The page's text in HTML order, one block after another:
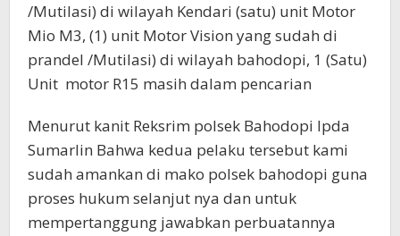
/Mutilasi) di wilayah Kendari (satu) unit Motor
Mio M3, (1) unit Motor Vision yang sudah di
prandel /Mutilasi) di wilayah bahodopi, 1 (Satu)
Unit motor R15 masih dalam pencarian
Menurut kanit Reksrim polsek Bahodopi Ipda
Sumarlin Bahwa kedua pelaku tersebut kami
sudah amankan di mako polsek bahodopi guna
proses hukum selanjut nya dan untuk
mempertanggung jawabkan perbuatannya